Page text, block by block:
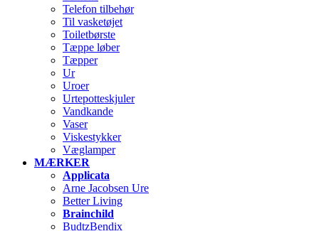
Telefon tilbehør
Til vasketøjet
Toiletbørste
Tæppe løber
Tæpper
Ur
Uroer
Urtepotteskjuler
Vandkande
Vaser
Viskestykker
Væglamper
MÆRKER
Applicata
Arne Jacobsen Ure
Better Living
Brainchild
BudtzBendix